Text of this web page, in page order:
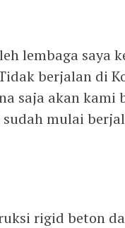
lembaga saya
berjalan di
saja akan kami
mulai
rigid beton